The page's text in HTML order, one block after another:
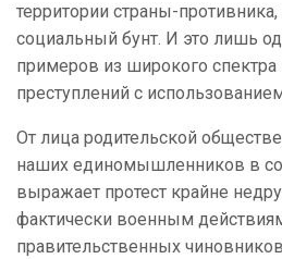
территории страны-
социальный бунт. И это лишь
примеров из широкого
преступлений с
От лица родительской
наших единомышленников в
выражает протест крайне
фактически военным
правительственных